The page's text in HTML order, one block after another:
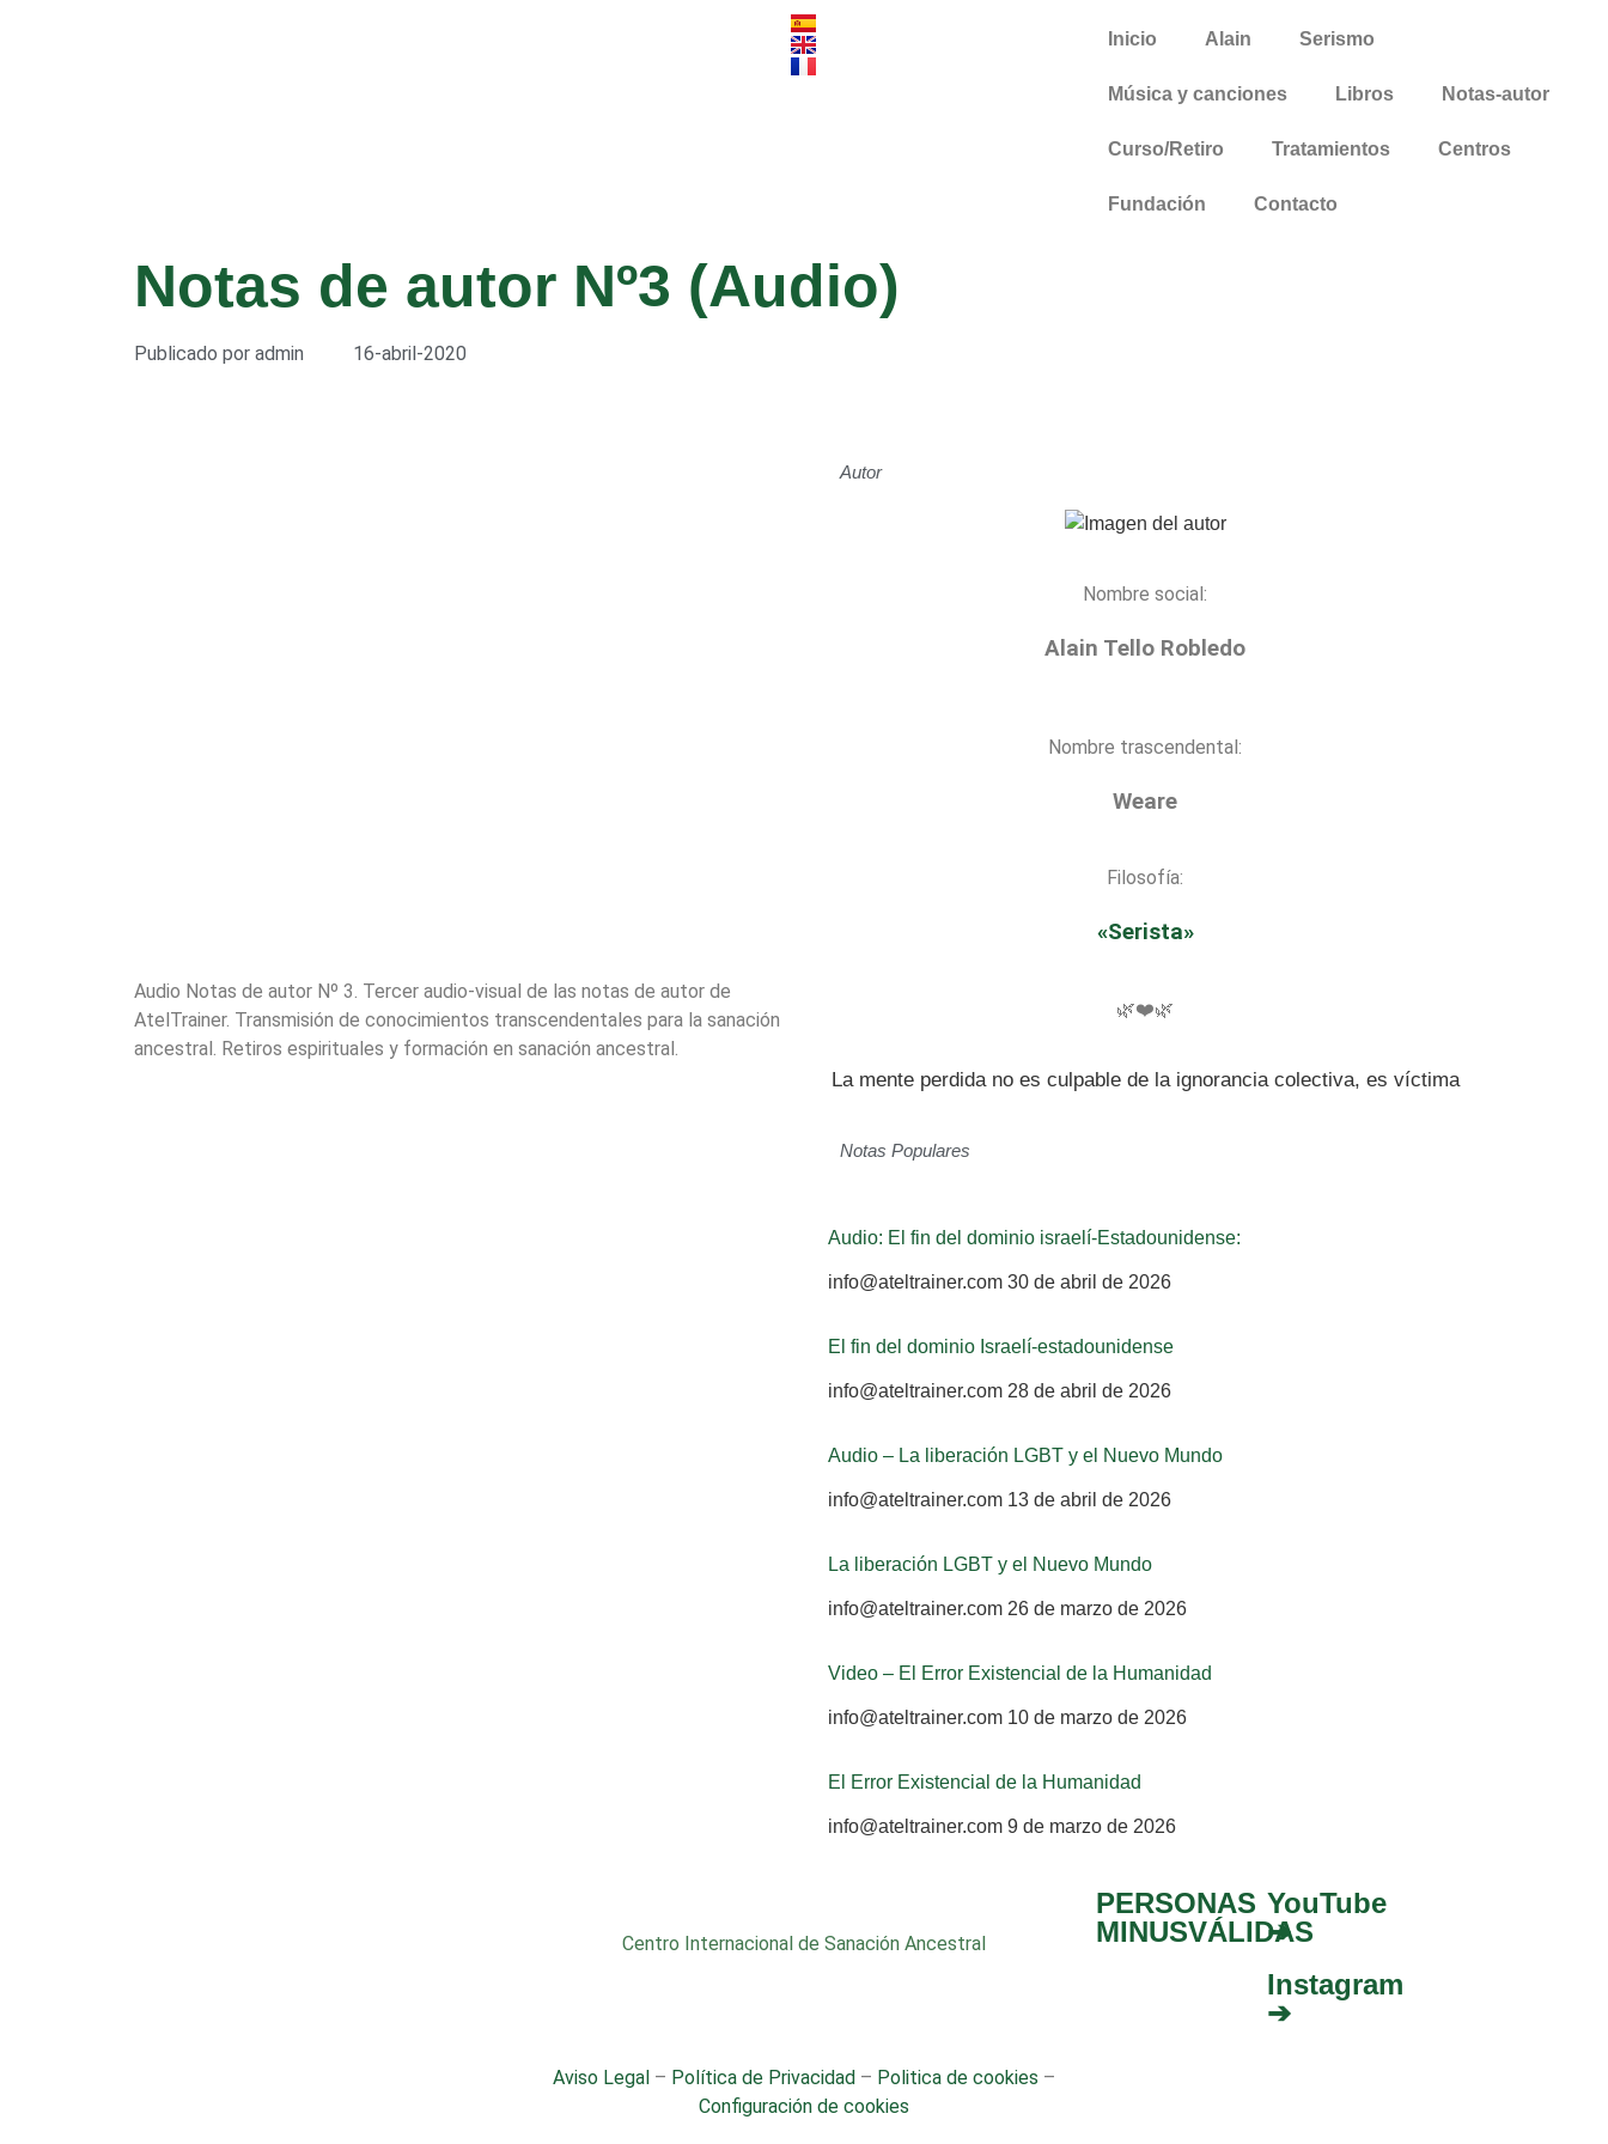
Inicio Alain Serismo
Música y canciones Libros Notas-autor
Curso/Retiro Tratamientos Centros
Fundación Contacto
Notas de autor Nº3 (Audio)
Publicado por admin 16-abril-2020
Audio Notas de autor Nº 3. Tercer audio-visual de las notas de autor de
AtelTrainer. Transmisión de conocimientos transcendentales para la sanación
ancestral. Retiros espirituales y formación en sanación ancestral.
Autor
Nombre social:
Alain Tello Robledo
Nombre trascendental:
Weare
Filosofía:
«Serista»
🌿❤️🌿
La mente perdida no es culpable de la ignorancia colectiva, es víctima
Notas Populares
Audio: El fin del dominio israelí-Estadounidense:
info@ateltrainer.com 30 de abril de 2026
El fin del dominio Israelí-estadounidense
info@ateltrainer.com 28 de abril de 2026
Audio – La liberación LGBT y el Nuevo Mundo
info@ateltrainer.com 13 de abril de 2026
La liberación LGBT y el Nuevo Mundo
info@ateltrainer.com 26 de marzo de 2026
Video – El Error Existencial de la Humanidad
info@ateltrainer.com 10 de marzo de 2026
El Error Existencial de la Humanidad
info@ateltrainer.com 9 de marzo de 2026
Centro Internacional de Sanación Ancestral
PERSONAS
MINUSVÁLIDAS
YouTube
➔
Instagram
➔
Aviso Legal – Política de Privacidad – Politica de cookies –
Configuración de cookies